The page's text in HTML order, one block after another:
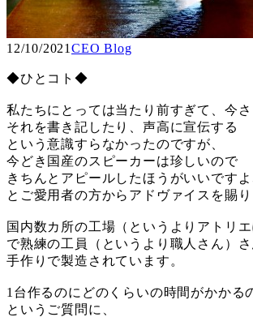
12/10/2021 CEO Blog
◆ひとコト◆
私たちにとっては当たり前すぎて、今さ
それを書き記したり、声高に宣伝する
という意識すらなかったのですが、
今どき国産のスピーカーは珍しいので
きちんとアピールしたほうがいいですよ
とご愛用者の方からアドヴァイスを賜り
国内数カ所の工場（というよりアトリエ
で熟練の工員（というより職人さん）
手作りで製造されています。
1台作るのにどのくらいの時間がかかる
というご質問に、